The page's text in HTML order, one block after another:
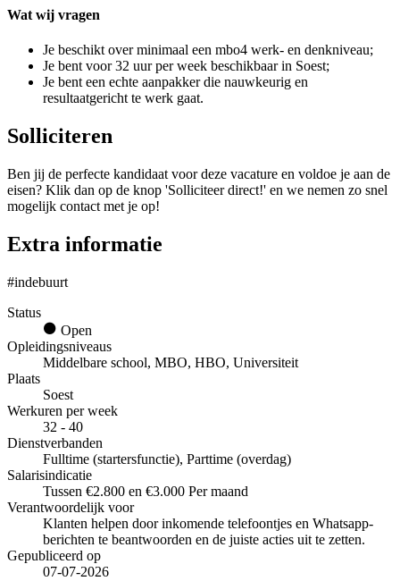
Wat wij vragen
Je beschikt over minimaal een mbo4 werk- en denkniveau;
Je bent voor 32 uur per week beschikbaar in Soest;
Je bent een echte aanpakker die nauwkeurig en
resultaatgericht te werk gaat.
Solliciteren
Ben jij de perfecte kandidaat voor deze vacature en voldoe je aan de
eisen? Klik dan op de knop 'Solliciteer direct!' en we nemen zo snel
mogelijk contact met je op!
Extra informatie
#indebuurt
Status
Open
Opleidingsniveaus
Middelbare school, MBO, HBO, Universiteit
Plaats
Soest
Werkuren per week
32 - 40
Dienstverbanden
Fulltime (startersfunctie), Parttime (overdag)
Salarisindicatie
Tussen €2.800 en €3.000 Per maand
Verantwoordelijk voor
Klanten helpen door inkomende telefoontjes en Whatsapp-
berichten te beantwoorden en de juiste acties uit te zetten.
Gepubliceerd op
07-07-2026